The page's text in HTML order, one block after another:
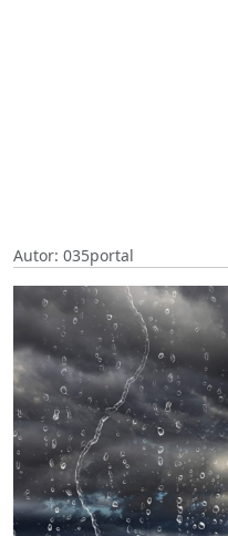
Autor: 035portal